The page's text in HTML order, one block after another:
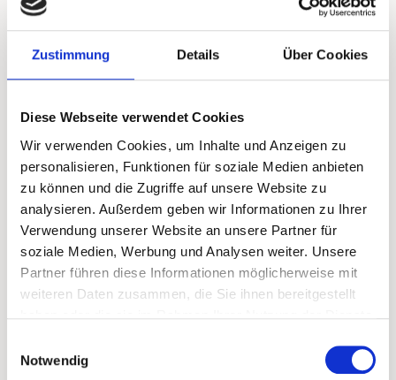
Zustimmung Details Über Cookies
Diese Webseite verwendet Cookies
Wir verwenden Cookies, um Inhalte und Anzeigen zu
personalisieren, Funktionen für soziale Medien anbieten
zu können und die Zugriffe auf unsere Website zu
analysieren. Außerdem geben wir Informationen zu Ihrer
Verwendung unserer Website an unsere Partner für
soziale Medien, Werbung und Analysen weiter. Unsere
Partner führen diese Informationen möglicherweise mit
weiteren Daten zusammen, die Sie ihnen bereitgestellt
Notwendig
Z wie Zugspitze: So unverwechselbar gestaltet sich
das Outdoor-Leben in unserem Hotel. Österreichs
schönste Plätze liegen euch hier zu Füßen und
oder in Badekleidung: Entdeckt die Berge und
Seen der Tiroler Zugspitzarena beim Wandern,
Mountainbiken, Skifahren, Baden und vielen
weiteren Aktivitäten.